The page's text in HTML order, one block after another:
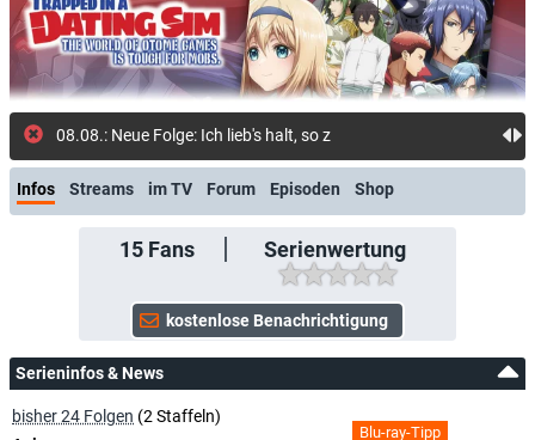
08.08.: Neue Folge: Ich lieb's halt, so zu tun als ob (Cr
Infos Streams im TV Forum Episoden Shop
15Fans Serienwertung
Serieninfos & News
Blu-ray-Tipp
bisher 24 Folgen (2 Staffeln)